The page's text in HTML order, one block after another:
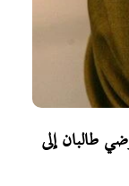
طالبان إلى